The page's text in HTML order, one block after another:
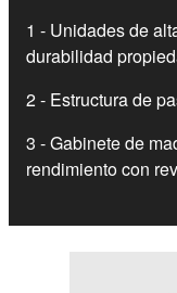
1 - Unidades de
durabilidad
2 - Estructura de
3 - Gabinete de
rendimiento con